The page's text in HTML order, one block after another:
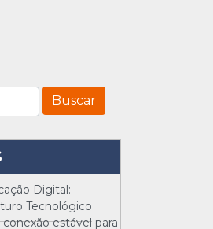
Digital:
Tecnológico
estável para